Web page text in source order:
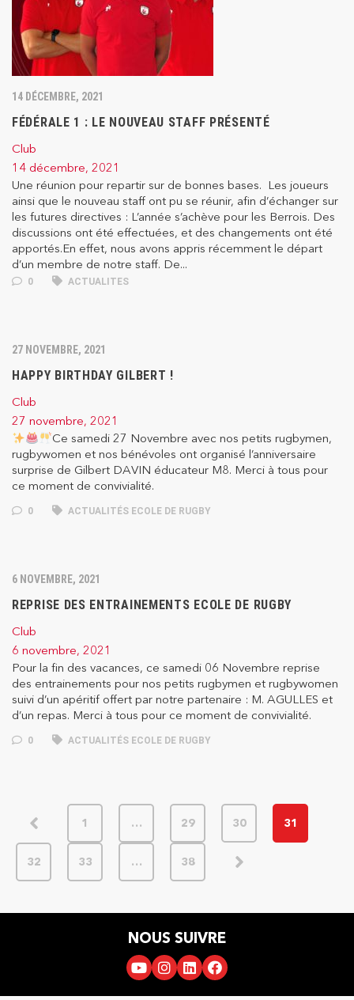
14 DÉCEMBRE, 2021
FÉDÉRALE 1 : LE NOUVEAU STAFF PRÉSENTÉ
Club
14 décembre, 2021
Une réunion pour repartir sur de bonnes bases. Les joueurs
ainsi que le nouveau staff ont pu se réunir, afin d’échanger sur
les futures directives : L’année s’achève pour les Berrois. Des
discussions ont été effectuées, et des changements ont été
apportés.En effet, nous avons appris récemment le départ
d’un membre de notre staff. De...
0 ACTUALITES
27 NOVEMBRE, 2021
HAPPY BIRTHDAY GILBERT !
Club
27 novembre, 2021
Ce samedi 27 Novembre avec nos petits rugbymen,
rugbywomen et nos bénévoles ont organisé l’anniversaire
surprise de Gilbert DAVIN éducateur M8. Merci à tous pour
ce moment de convivialité.
0 ACTUALITÉS ECOLE DE RUGBY
6 NOVEMBRE, 2021
REPRISE DES ENTRAINEMENTS ECOLE DE RUGBY
Club
6 novembre, 2021
Pour la fin des vacances, ce samedi 06 Novembre reprise
des entrainements pour nos petits rugbymen et rugbywomen
suivi d’un apéritif offert par notre partenaire : M. AGULLES et
d’un repas. Merci à tous pour ce moment de convivialité.
0 ACTUALITÉS ECOLE DE RUGBY
1 … 29 30 31
32 33 … 38
NOUS SUIVRE